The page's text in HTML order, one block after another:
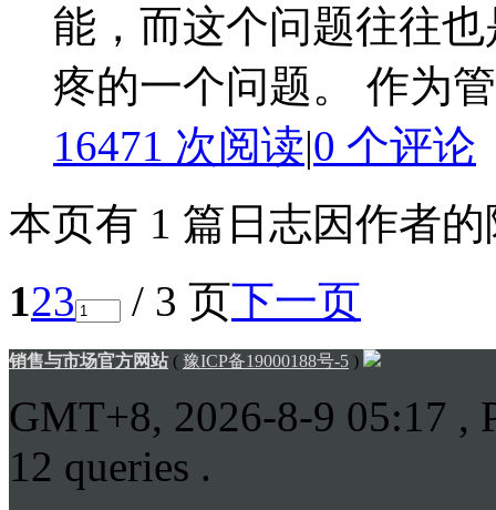
能，而这个问题往往
疼的一个问题。 作为
16471 次阅读|0 个评论
本页有 1 篇日志因作者
123 / 3 页下一页
销售与市场官方网站( 豫ICP备19000188号-5 )
GMT+8, 2026-8-9 05:17 ,
12 queries .